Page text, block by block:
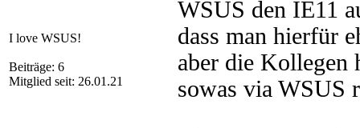
I love WSUS!
Beiträge: 6
Mitglied seit: 26.01.21
WSUS den IE11
dass man hierfür
aber die Kollegen
sowas via WSUS